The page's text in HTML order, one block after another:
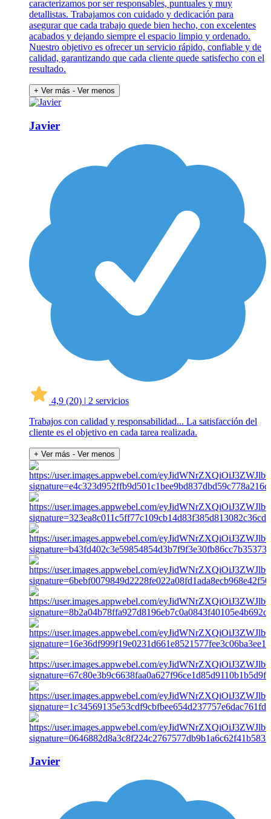
caracterizamos por ser responsables, puntuales y muy
detallistas. Trabajamos con cuidado y dedicación para
asegurar que cada trabajo quede bien hecho, con excelentes
acabados y dejando siempre el espacio limpio y ordenado.
Nuestro objetivo es ofrecer un servicio rápido, confiable y de
calidad, garantizando que cada cliente quede satisfecho con el
resultado.
+ Ver más - Ver menos
Javier
4,9 (20) | 2 servicios
Trabajos con calidad y responsabilidad... La satisfacción del
cliente es el objetivo en cada tarea realizada.
+ Ver más - Ver menos
Javier